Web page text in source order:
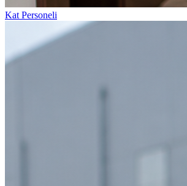
Kat Personeli